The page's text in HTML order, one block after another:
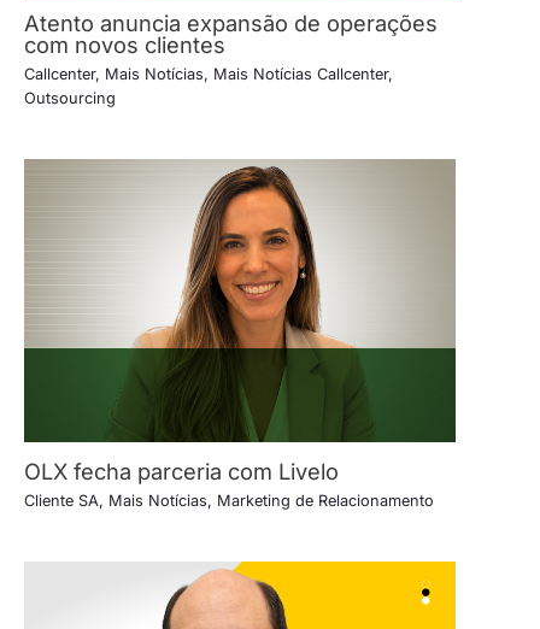
Atento anuncia expansão de operações
com novos clientes
Callcenter, Mais Notícias, Mais Notícias Callcenter,
Outsourcing
OLX fecha parceria com Livelo
Cliente SA, Mais Notícias, Marketing de Relacionamento